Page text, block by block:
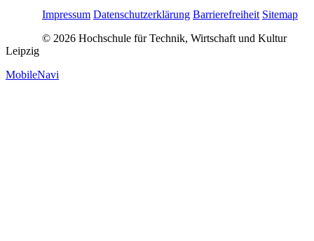
Impressum Datenschutzerklärung Barrierefreiheit Sitemap
© 2026 Hochschule für Technik, Wirtschaft und Kultur
Leipzig
MobileNavi